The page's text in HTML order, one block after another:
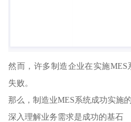
然而，许多制造企业在实施
失败。
那么，制造业MES系统成功实施
深入理解业务需求是成功的基石